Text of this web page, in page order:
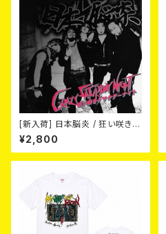
[新入荷] 日本脳炎 / 狂い咲きサ
タデーナイト(CD)
¥2,800